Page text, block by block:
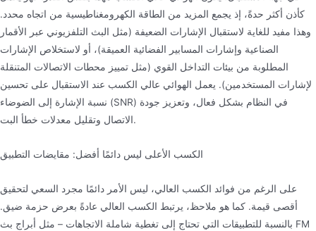
كأذن أكثر حدةً، إذ يجمع المزيد من الطاقة الكهرومغناطيسية من اتجاه محدد.
وهذا مفيد للغاية لاستقبال الإشارات الضعيفة (مثل البث التلفزيوني عبر الأقمار
الصناعية وإشارات المسابير الفضائية العميقة)، أو لاستخلاص الإشارات
المطلوبة من بيئات التداخل القوي (مثل تمييز محطات الاتصالات المتنقلة
لإشارات المستخدمين). يعمل الهوائي عالي الكسب عند الاستقبال على تحسين
نسبة الإشارة إلى الضوضاء (SNR) في النظام بشكل فعال، وتعزيز جودة
الاتصال وتقليل معدلات خطأ البت.
الكسب الأعلى ليس دائمًا أفضل: مقايضات التطبيق
على الرغم من فوائد الكسب العالي، ليس الأمر دائمًا مجرد السعي لتحقيق
أقصى قيمة. كما هو ملاحظ، يرتبط الكسب العالي عادةً بعرض حزمة ضيق.
بالنسبة للتطبيقات التي تحتاج إلى تغطية شاملة الاتجاهات – مثل أبراج بث FM